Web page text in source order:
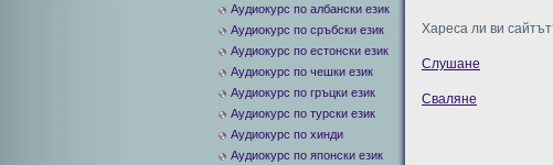
Хареса ли ви
Слушане
Сваляне
Аудиокурс по албански език
Аудиокурс по сръбски език
Аудиокурс по естонски език
Аудиокурс по чешки език
Аудиокурс по гръцки език
Аудиокурс по турски език
Аудиокурс по хинди
Аудиокурс по японски език